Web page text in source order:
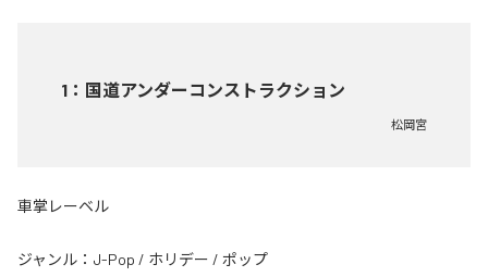
1 ： 国道アンダーコンストラクション
松岡宮
車掌レーベル
ジャンル： J-Pop / ホリデー / ポップ